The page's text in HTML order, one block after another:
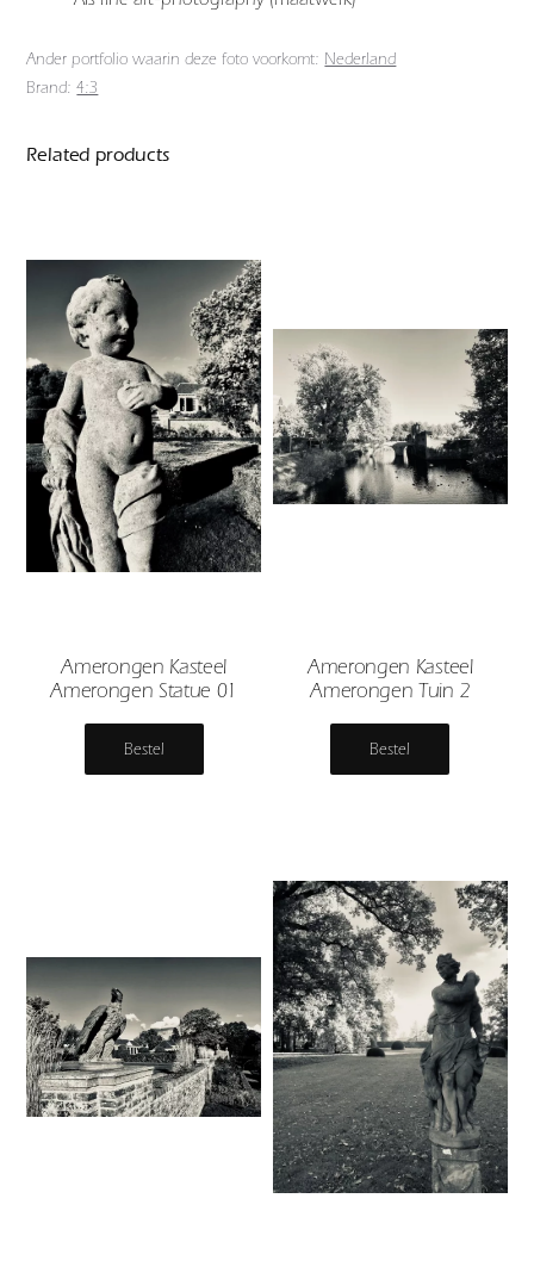
Ander portfolio waarin deze foto voorkomt: Nederland
Brand:4:3
Related products
Amerongen Kasteel
Amerongen Statue 01
Bestel
Amerongen Kasteel
Amerongen Tuin 2
Bestel